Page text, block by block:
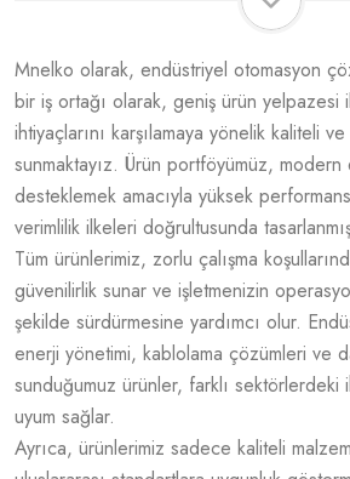
Mnelko olarak, endüstriyel otomasyon
bir iş ortağı olarak, geniş ürün yelpazesi
ihtiyaçlarını karşılamaya yönelik kaliteli
sunmaktayız. Ürün portföyümüz,
desteklemek amacıyla yüksek
verimlilik ilkeleri doğrultusunda
Tüm ürünlerimiz, zorlu çalışma
güvenilirlik sunar ve işletmenizin
şekilde sürdürmesine yardımcı olur.
enerji yönetimi, kablolama çözümleri ve
sunduğumuz ürünler, farklı sektörlerdeki
uyum sağlar.
Ayrıca, ürünlerimiz sadece kaliteli